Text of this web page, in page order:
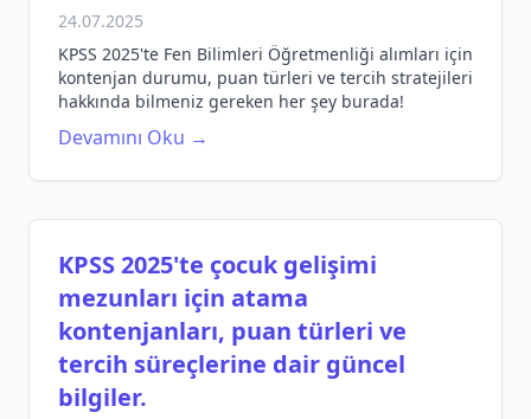
24.07.2025
KPSS 2025'te Fen Bilimleri Öğretmenliği alımları için
kontenjan durumu, puan türleri ve tercih stratejileri
hakkında bilmeniz gereken her şey burada!
Devamını Oku →
KPSS 2025'te çocuk gelişimi
mezunları için atama
kontenjanları, puan türleri ve
tercih süreçlerine dair güncel
bilgiler.